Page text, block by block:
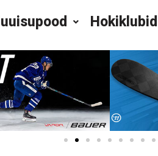
Iluuisupood Hokiklubid